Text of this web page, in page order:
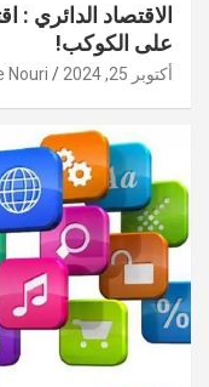
الاقتصاد الدائري :
على الكوكب!
أكتوبر 25, 2024 Nouri